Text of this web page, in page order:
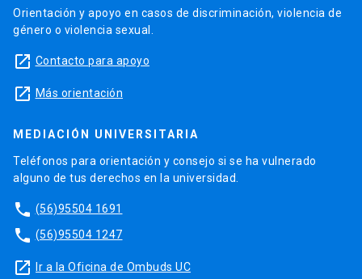
Orientación y apoyo en casos de discriminación, violencia de
género o violencia sexual.
launch Contacto para apoyo
launch Más orientación
MEDIACIÓN UNIVERSITARIA
Teléfonos para orientación y consejo si se ha vulnerado
alguno de tus derechos en la universidad.
phone (56)95504 1691
phone (56)95504 1247
launch Ir a la Oficina de Ombuds UC